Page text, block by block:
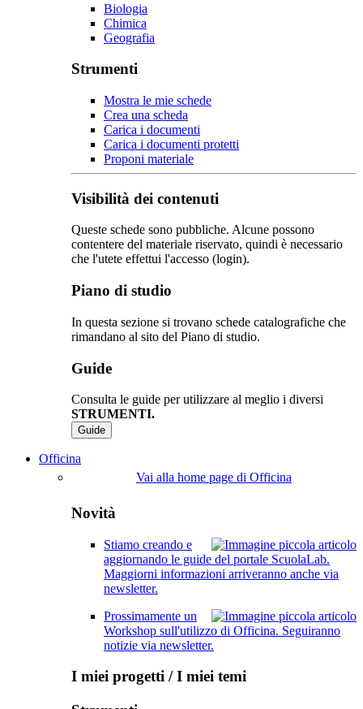
Biologia
Chimica
Geografia
Strumenti
Mostra le mie schede
Crea una scheda
Carica i documenti
Carica i documenti protetti
Proponi materiale
Visibilità dei contenuti
Queste schede sono pubbliche. Alcune possono
contentere del materiale riservato, quindi è necessario
che l'utete effettui l'accesso (login).
Piano di studio
In questa sezione si trovano schede catalografiche che
rimandano al sito del Piano di studio.
Guide
Consulta le guide per utilizzare al meglio i diversi
STRUMENTI.
Guide
Officina
Vai alla home page di Officina
Novità
Stiamo creando e
aggiornando le guide del portale ScuolaLab.
Maggiorni informazioni arriveranno anche via
newsletter.
Prossimamente un
Workshop sull'utilizzo di Officina. Seguiranno
notizie via newsletter.
I miei progetti / I miei temi